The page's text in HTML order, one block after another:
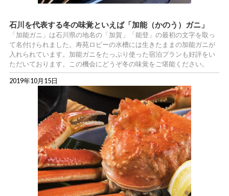
石川を代表する冬の味覚といえば「加能（かのう）ガニ」
「加能ガニ」は石川県の地名の「加賀」「能登」の最初の文字を取っ
て名付けられました。寿苑ロビーの水槽には生きたままの加能ガニが
入れられています。加能ガニをたっぷり使った宿泊プランも好評をい
ただいております。この機会にどうぞ冬の味覚をご堪能ください。
2019年10月15日